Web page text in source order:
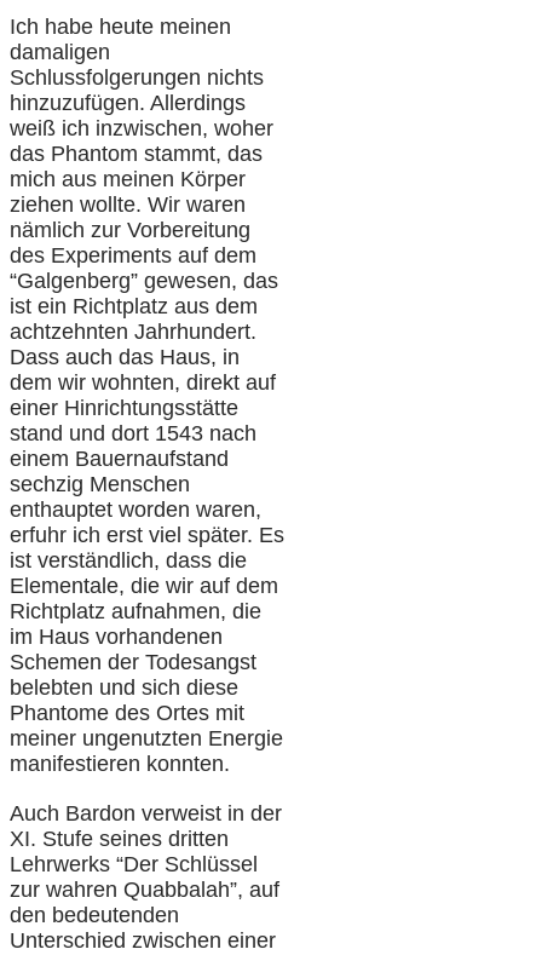
Ich habe heute meinen
damaligen
Schlussfolgerungen nichts
hinzuzufügen. Allerdings
weiß ich inzwischen, woher
das Phantom stammt, das
mich aus meinen Körper
ziehen wollte. Wir waren
nämlich zur Vorbereitung
des Experiments auf dem
“Galgenberg” gewesen, das
ist ein Richtplatz aus dem
achtzehnten Jahrhundert.
Dass auch das Haus, in
dem wir wohnten, direkt auf
einer Hinrichtungsstätte
stand und dort 1543 nach
einem Bauernaufstand
sechzig Menschen
enthauptet worden waren,
erfuhr ich erst viel später. Es
ist verständlich, dass die
Elementale, die wir auf dem
Richtplatz aufnahmen, die
im Haus vorhandenen
Schemen der Todesangst
belebten und sich diese
Phantome des Ortes mit
meiner ungenutzten Energie
manifestieren konnten.
Auch Bardon verweist in der
XI. Stufe seines dritten
Lehrwerks “Der Schlüssel
zur wahren Quabbalah”, auf
den bedeutenden
Unterschied zwischen einer